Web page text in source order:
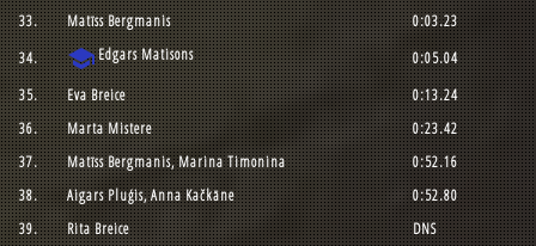
33.
Matīss Bergmanis
0:03.23
34.
schoolEdgars Matisons
0:05.04
35.
Eva Breice
0:13.24
36.
Marta Mistere
0:23.42
37.
Matīss Bergmanis, Marina Timonina
0:52.16
38.
Aigars Pluģis, Anna Kačkāne
0:52.80
39.
Rita Breice
DNS